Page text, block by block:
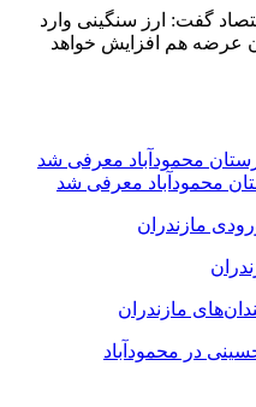
گفت: ارز سنگینی وارد
عرضه هم افزایش خواهد
محمودآباد معرفی شد
مازندران
مازندران
در محمودآباد